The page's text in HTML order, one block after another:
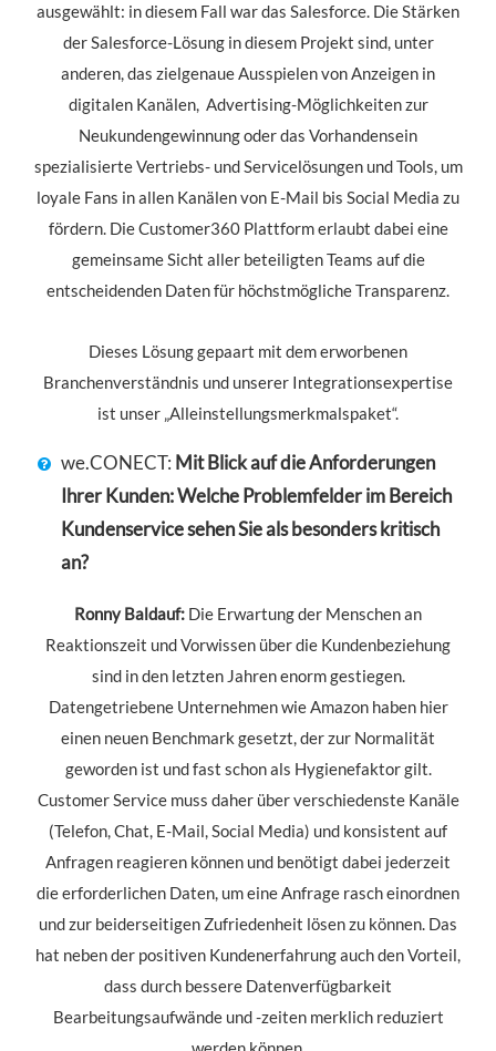
ausgewählt: in diesem Fall war das Salesforce. Die Stärken
der Salesforce-Lösung in diesem Projekt sind, unter
anderen, das zielgenaue Ausspielen von Anzeigen in
digitalen Kanälen, Advertising-Möglichkeiten zur
Neukundengewinnung oder das Vorhandensein
spezialisierte Vertriebs- und Servicelösungen und Tools, um
loyale Fans in allen Kanälen von E-Mail bis Social Media zu
fördern. Die Customer360 Plattform erlaubt dabei eine
gemeinsame Sicht aller beteiligten Teams auf die
entscheidenden Daten für höchstmögliche Transparenz.
Dieses Lösung gepaart mit dem erworbenen
Branchenverständnis und unserer Integrationsexpertise
ist unser „Alleinstellungsmerkmalspaket“.
we.CONECT: Mit Blick auf die Anforderungen
Ihrer Kunden: Welche Problemfelder im Bereich
Kundenservice sehen Sie als besonders kritisch
an?
Ronny Baldauf: Die Erwartung der Menschen an
Reaktionszeit und Vorwissen über die Kundenbeziehung
sind in den letzten Jahren enorm gestiegen.
Datengetriebene Unternehmen wie Amazon haben hier
einen neuen Benchmark gesetzt, der zur Normalität
geworden ist und fast schon als Hygienefaktor gilt.
Customer Service muss daher über verschiedenste Kanäle
(Telefon, Chat, E-Mail, Social Media) und konsistent auf
Anfragen reagieren können und benötigt dabei jederzeit
die erforderlichen Daten, um eine Anfrage rasch einordnen
und zur beiderseitigen Zufriedenheit lösen zu können. Das
hat neben der positiven Kundenerfahrung auch den Vorteil,
dass durch bessere Datenverfügbarkeit
Bearbeitungsaufwände und -zeiten merklich reduziert